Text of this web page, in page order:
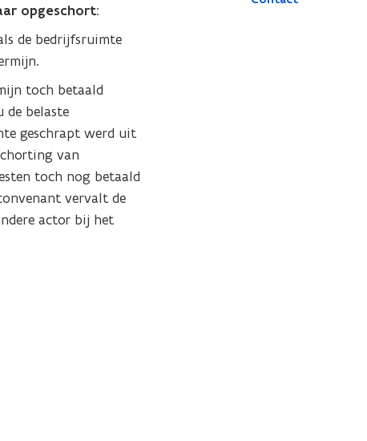
opgeschort:
de bedrijfsruimte
toch betaald
de belaste
geschrapt werd uit
van
toch nog betaald
vervalt de
actor bij het